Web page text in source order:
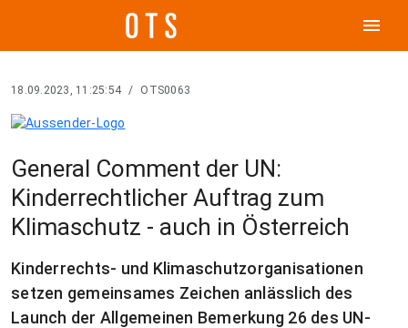
menu
18.09.2023, 11:25:54 / OTS0063
General Comment der UN:
Kinderrechtlicher Auftrag zum
Klimaschutz - auch in Österreich
Kinderrechts- und Klimaschutzorganisationen
setzen gemeinsames Zeichen anlässlich des
Launch der Allgemeinen Bemerkung 26 des UN-